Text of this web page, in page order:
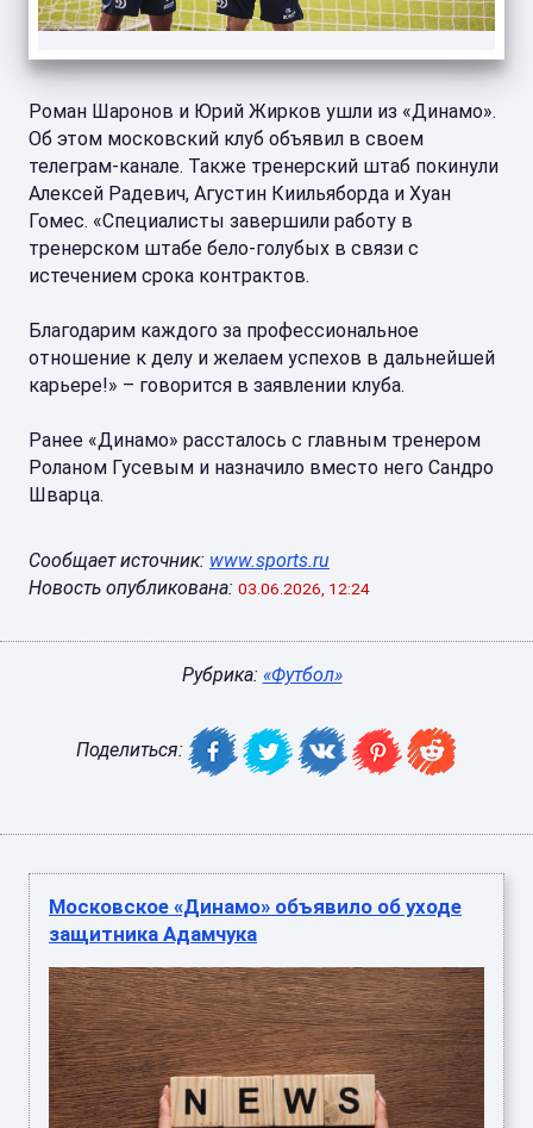
Роман Шаронов и Юрий Жирков ушли из «Динамо».
Об этом московский клуб объявил в своем
телеграм-канале. Также тренерский штаб покинули
Алексей Радевич, Агустин Киильяборда и Хуан
Гомес. «Специалисты завершили работу в
тренерском штабе бело-голубых в связи с
истечением срока контрактов.
Благодарим каждого за профессиональное
отношение к делу и желаем успехов в дальнейшей
карьере!» – говорится в заявлении клуба.
Ранее «Динамо» рассталось с главным тренером
Роланом Гусевым и назначило вместо него Сандро
Шварца.
Сообщает источник: www.sports.ru
Новость опубликована: 03.06.2026, 12:24
Рубрика: «Футбол»
Поделиться:
Московское «Динамо» объявило об уходе
защитника Адамчука